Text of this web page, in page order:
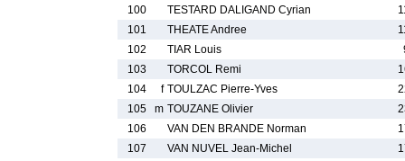
100
TESTARD DALIGAND Cyrian
101
THEATE Andree
102
TIAR Louis
103
TORCOL Remi
104
f TOULZAC Pierre-Yves
105
m TOUZANE Olivier
106
VAN DEN BRANDE Norman
107
VAN NUVEL Jean-Michel